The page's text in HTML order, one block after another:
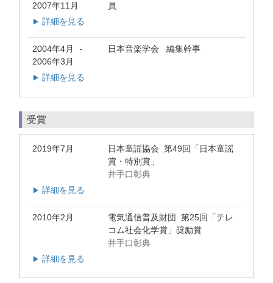
2007年11月 員
▶ 詳細を見る
2004年4月 -
2006年3月
日本音楽学会 編集幹事
▶ 詳細を見る
受賞
2019年7月
日本童謡協会 第49回「日本童謡
賞・特別賞」
井手口彰典
▶ 詳細を見る
2010年2月
電気通信普及財団 第25回「テレ
コム社会化学賞」奨励賞
井手口彰典
▶ 詳細を見る